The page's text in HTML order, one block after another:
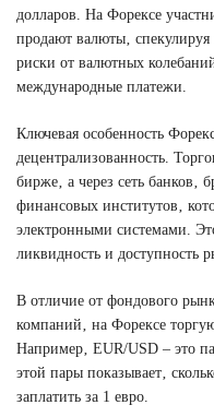
долларов. На Форексе
продают валюты‚
риски от валютных
международные платежи.
Ключевая особенность
децентрализованность.
бирже‚ а через сеть банков‚
финансовых институтов‚
электронными системами.
ликвидность и доступность
В отличие от фондового
компаний‚ на Форексе
Например‚ EUR/USD – это
этой пары показывает‚
заплатить за 1 евро.